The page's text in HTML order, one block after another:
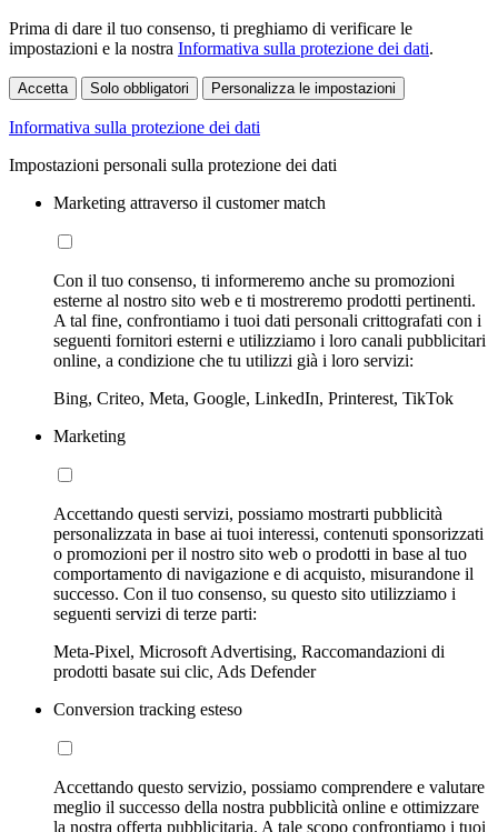
Prima di dare il tuo consenso, ti preghiamo di verificare le
impostazioni e la nostra Informativa sulla protezione dei dati.
Accetta Solo obbligatori Personalizza le impostazioni
Informativa sulla protezione dei dati
Impostazioni personali sulla protezione dei dati
Marketing attraverso il customer match
Con il tuo consenso, ti informeremo anche su promozioni
esterne al nostro sito web e ti mostreremo prodotti pertinenti.
A tal fine, confrontiamo i tuoi dati personali crittografati con i
seguenti fornitori esterni e utilizziamo i loro canali pubblicitari
online, a condizione che tu utilizzi già i loro servizi:
Bing, Criteo, Meta, Google, LinkedIn, Printerest, TikTok
Marketing
Accettando questi servizi, possiamo mostrarti pubblicità
personalizzata in base ai tuoi interessi, contenuti sponsorizzati
o promozioni per il nostro sito web o prodotti in base al tuo
comportamento di navigazione e di acquisto, misurandone il
successo. Con il tuo consenso, su questo sito utilizziamo i
seguenti servizi di terze parti:
Meta-Pixel, Microsoft Advertising, Raccomandazioni di
prodotti basate sui clic, Ads Defender
Conversion tracking esteso
Accettando questo servizio, possiamo comprendere e valutare
meglio il successo della nostra pubblicità online e ottimizzare
la nostra offerta pubblicitaria. A tale scopo confrontiamo i tuoi